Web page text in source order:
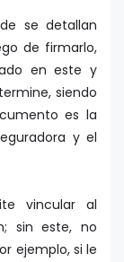
se detallan
de firmarlo,
en este y
siendo
es la
y el
vincular al
sin este, no
ejemplo, si le